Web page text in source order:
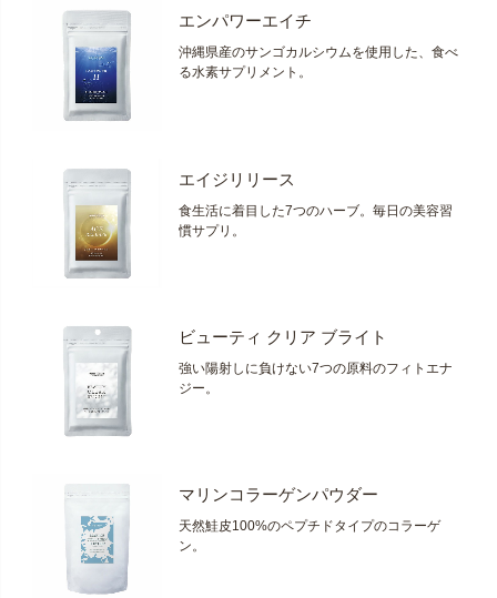
エンパワーエイチ
沖縄県産のサンゴカルシウムを使用した、食べ
る水素サプリメント。
エイジリリース
食生活に着目した7つのハーブ。毎日の美容習
慣サプリ。
ビューティ クリア ブライト
強い陽射しに負けない7つの原料のフィトエナ
ジー。
マリンコラーゲンパウダー
天然鮭皮100%のペプチドタイプのコラーゲ
ン。